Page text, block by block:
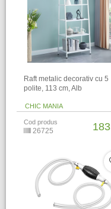
Raft metalic decorativ cu 5
polite, 113 cm, Alb
CHIC MANIA
Cod produs
26725 183